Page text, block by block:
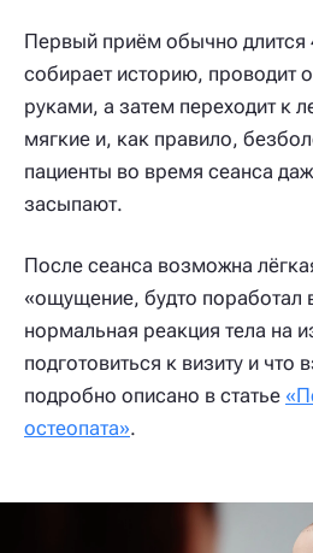
Первый приём обычно длится
собирает историю, проводит
руками, а затем переходит к
мягкие и, как правило,
пациенты во время сеанса
засыпают.
После сеанса возможна
«ощущение, будто поработал
нормальная реакция тела на
подготовиться к визиту и что
подробно описано в статье
остеопата».